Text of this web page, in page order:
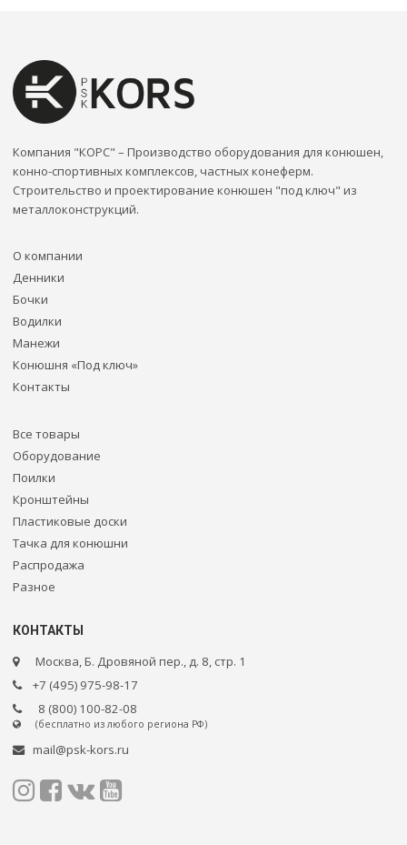
Компания "КОРС" – Производство оборудования для конюшен,
конно-спортивных комплексов, частных конеферм.
Строительство и проектирование конюшен "под ключ" из
металлоконструкций.
О компании
Денники
Бочки
Водилки
Манежи
Конюшня «Под ключ»
Контакты
Все товары
Оборудование
Поилки
Кронштейны
Пластиковые доски
Тачка для конюшни
Распродажа
Разное
КОНТАКТЫ
Москва, Б. Дровяной пер., д. 8, стр. 1
+7 (495) 975-98-17
8 (800) 100-82-08
(бесплатно из любого региона РФ)
mail@psk-kors.ru